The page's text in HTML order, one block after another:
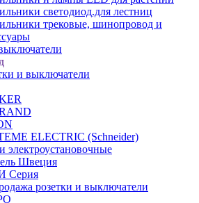
светодиод.для лестниц
трековые, шинопровод и
и выключатели
ELECTRIC (Schneider)
электроустановочные
Швеция
Серия
розетки и выключатели